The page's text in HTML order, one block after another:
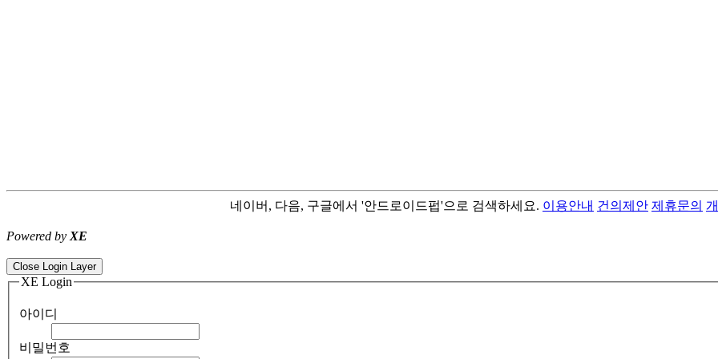
네이버, 다음, 구글에서 '안드로이드펍'으로 검색하세요. 이용안내 건의제안 제휴문의
Powered by XE
Close Login Layer
XE Login
아이디
비밀번호